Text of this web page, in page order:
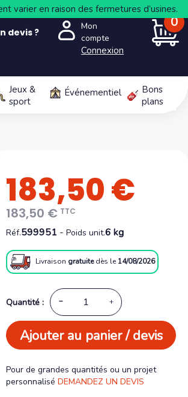
varier en raison des fermetures d’usines.
devis ?
Mon
compte
Connexion
0
Jeux &
sport
Événementiel
Bons
plans
183,50 €
183,50 € TTC
Réf.599951 -Poids unit.6 kg
Livraison gratuite dès le 14/08/2026
Quantité :
Ajouter au panier / devis
Pour de grandes quantités ou un projet
personnaliséDEMANDEZ UN DEVIS